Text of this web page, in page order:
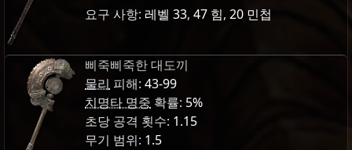
요구 사항: 레벨 33, 47 힘, 20 민첩
삐죽삐죽한 대도끼
물리 피해: 43-99
치명타 명중 확률: 5%
초당 공격 횟수: 1.15
무기 범위: 1.5